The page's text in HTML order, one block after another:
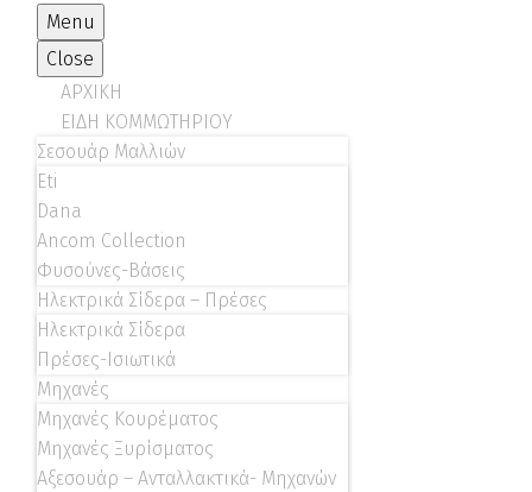
Menu
Close
ΑΡΧΙΚΗ
ΕΙΔΗ ΚΟΜΜΩΤΗΡΙΟΥ
Σεσουάρ Μαλλιών
Eti
Dana
Ancom Collection
Φυσούνες-Βάσεις
Ηλεκτρικά Σίδερα – Πρέσες
Ηλεκτρικά Σίδερα
Πρέσες-Ισιωτικά
Μηχανές
Μηχανές Κουρέματος
Μηχανές Ξυρίσματος
Αξεσουάρ – Ανταλλακτικά- Μηχανών